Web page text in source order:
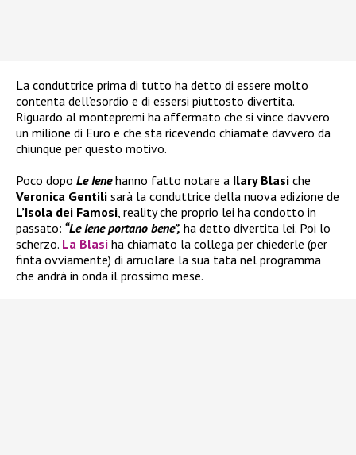
La conduttrice prima di tutto ha detto di essere molto
contenta dell’esordio e di essersi piuttosto divertita.
Riguardo al montepremi ha affermato che si vince davvero
un milione di Euro e che sta ricevendo chiamate davvero da
chiunque per questo motivo.
Poco dopo Le Ienehanno fatto notare a Ilary Blasi che
Veronica Gentili sarà la conduttrice della nuova edizione de
L’Isola dei Famosi, reality che proprio lei ha condotto in
passato: “Le Iene portano bene”, ha detto divertita lei. Poi lo
scherzo. La Blasi ha chiamato la collega per chiederle (per
finta ovviamente) di arruolare la sua tata nel programma
che andrà in onda il prossimo mese.